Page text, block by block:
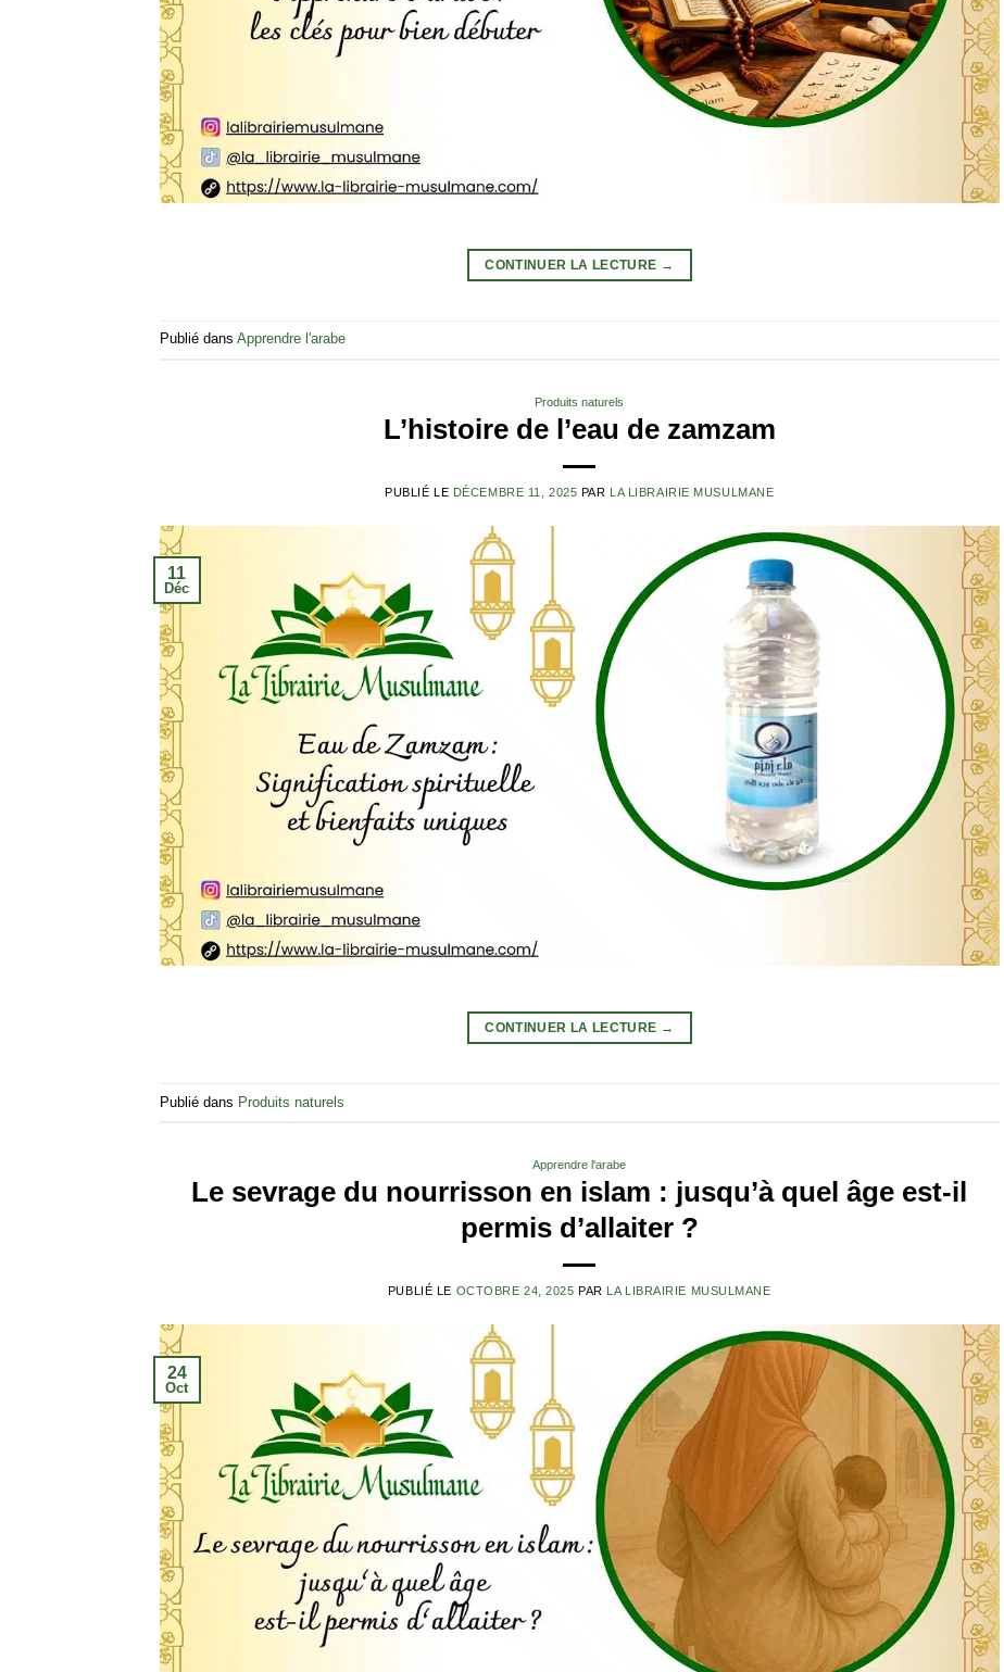
CONTINUER LA LECTURE →
Publié dans Apprendre l'arabe
Produits naturels
L’histoire de l’eau de zamzam
PUBLIÉ LE DÉCEMBRE 11, 2025 PAR LA LIBRAIRIE MUSULMANE
11
Déc
CONTINUER LA LECTURE →
Publié dans Produits naturels
Apprendre l'arabe
Le sevrage du nourrisson en islam : jusqu’à quel âge est-il
permis d’allaiter ?
PUBLIÉ LE OCTOBRE 24, 2025 PAR LA LIBRAIRIE MUSULMANE
24
Oct